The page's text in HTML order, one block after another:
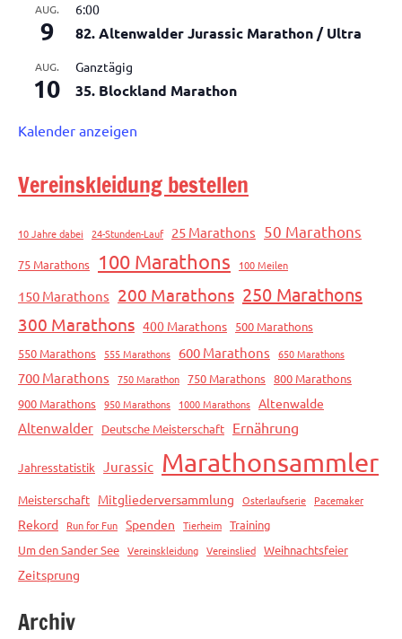
AUG.
9
6:00
82. Altenwalder Jurassic Marathon / Ultra
AUG.
10
Ganztägig
35. Blockland Marathon
Kalender anzeigen
Vereinskleidung bestellen
10 Jahre dabei 24-Stunden-Lauf 25 Marathons 50 Marathons
75 Marathons 100 Marathons 100 Meilen
150 Marathons 200 Marathons 250 Marathons
300 Marathons 400 Marathons 500 Marathons
550 Marathons 555 Marathons 600 Marathons 650 Marathons
700 Marathons 750 Marathon 750 Marathons 800 Marathons
900 Marathons 950 Marathons 1000 Marathons Altenwalde
Altenwalder Deutsche Meisterschaft Ernährung
Jahresstatistik Jurassic Marathonsammler
Meisterschaft Mitgliederversammlung Osterlaufserie Pacemaker
Rekord Run for Fun Spenden Tierheim Training
Um den Sander See Vereinskleidung Vereinslied Weihnachtsfeier
Zeitsprung
Archiv